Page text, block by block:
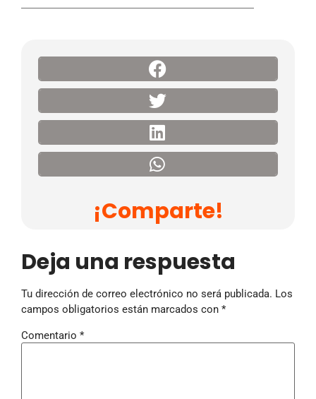
――――――――――――――――――――――
¡Comparte!
Deja una respuesta
Tu dirección de correo electrónico no será publicada. Los
campos obligatorios están marcados con *
Comentario *